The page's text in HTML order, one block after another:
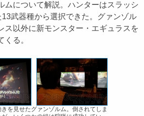
について解説。ハンターはスラッシ
13武器種から選択できた。グァンゾル
ス以外に新モンスター・エギュラスを
る。
を見せたグァンゾルム。倒されてしま